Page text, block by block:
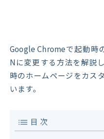
Google Chromeで起動時
Nに変更する方法を解説
時のホームページをカス
います。
目 次